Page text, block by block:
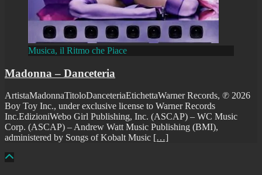
Musica, il Ritmo che Piace
Madonna – Danceteria
ArtistaMadonnaTitoloDanceteriaEtichettaWarner Records, ℗ 2026
Boy Toy Inc., under exclusive license to Warner Records
Inc.EdizioniWebo Girl Publishing, Inc. (ASCAP) – WC Music
Corp. (ASCAP) – Andrew Watt Music Publishing (BMI),
administered by Songs of Kobalt Music […]